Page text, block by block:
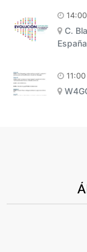
14:00
C.
España
11:00